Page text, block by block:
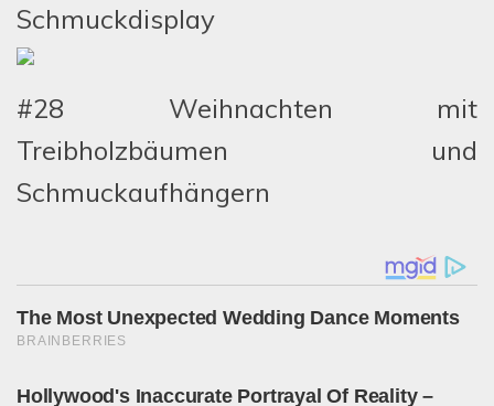
Schmuckdisplay
#28 Weihnachten mit
Treibholzbäumen und
Schmuckaufhängern